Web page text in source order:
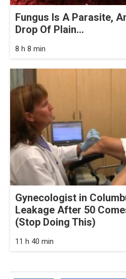
Fungus Is A Parasite,
Drop Of Plain...
8 h 8 min
Gynecologist in
Leakage After 50
(Stop Doing This)
11 h 40 min